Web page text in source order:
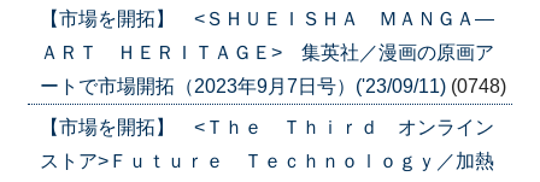
【市場を開拓】 <ＳＨＵＥＩＳＨＡ ＭＡＮＧＡ―
ＡＲＴ ＨＥＲＩＴＡＧＥ> 集英社／漫画の原画ア
ートで市場開拓（2023年9月7日号）('23/09/11) (0748)
【市場を開拓】 <Ｔｈｅ Ｔｈｉｒｄ オンライン
ストア>Ｆｕｔｕｒｅ Ｔｅｃｈｎｏｌｏｇｙ／加熱